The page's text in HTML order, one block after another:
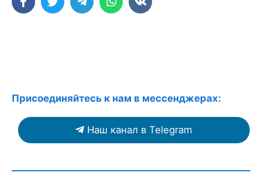
Присоединяйтесь к нам в мессенджерах:
Наш канал в Telegram